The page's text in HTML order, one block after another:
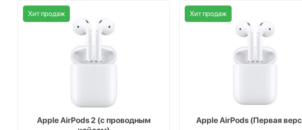
Хит продаж
Apple AirPods 2 (с проводным
Хит продаж
Apple AirPods (Первая